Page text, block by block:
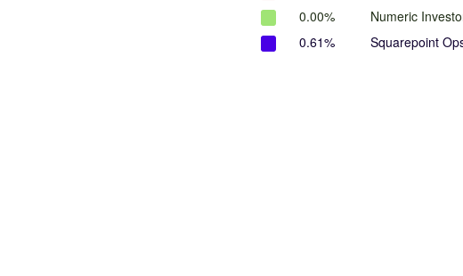
0.00%
Numeric
0.61%
Squarepoint